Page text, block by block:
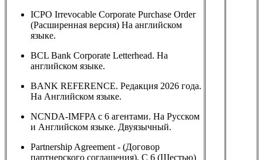
ICPO Irrevocable Corporate Purchase Order
(Расширенная версия) На английском
языке.
BCL Bank Corporate Letterhead. На
английском языке.
BANK REFERENCE. Редакция 2026 года.
На Английском языке.
NCNDA-IMFPA с 6 агентами. На Русском
и Английском языке. Двуязычный.
Partnership Agreement - (Договор
партнерского соглашения). С 6 (Шестью)